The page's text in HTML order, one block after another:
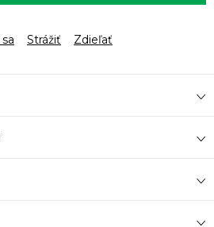
Strážiť Zdieľať